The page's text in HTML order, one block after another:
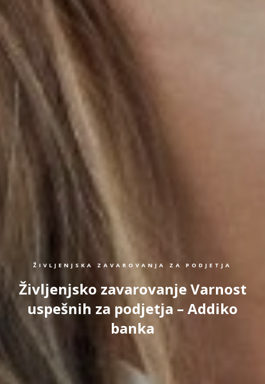
ŽIVLJENJSKA ZAVAROVANJA ZA PODJETJA
Življenjsko zavarovanje Varnost
uspešnih za podjetja – Addiko
banka